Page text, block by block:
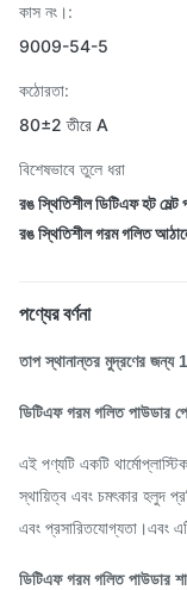
কাস নং।:
9009-54-5
কঠোরতা:
80±2 তীরে A
বিশেষভাবে তুলে ধরা
রঙ স্থিতিশীল ডিটিএফ হট মেল্ট
রঙ স্থিতিশীল গরম গলিত
পণ্যের বর্ণনা
তাপ স্থানান্তর মুদ্রণের জন্য
ডিটিএফ গরম গলিত পাউডার
এই পণ্যটি একটি
স্থায়িত্ব এবং চমৎকার হলুদ
এবং প্রসারিতযোগ্যতা।এবং
ডিটিএফ গরম গলিত পাউডার